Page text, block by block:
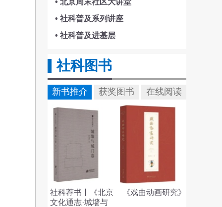
• 北京周末社区大讲堂
• 社科普及系列讲座
• 社科普及进基层
社科图书
新书推介 获奖图书 在线阅读
社科荐书丨《北京
文化通志·城墙与
《戏曲动画研究》